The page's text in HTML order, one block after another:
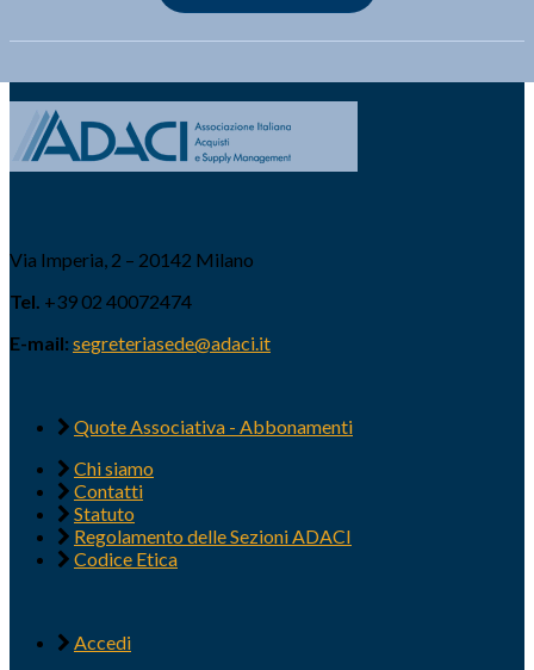
Via Imperia, 2 – 20142 Milano
Tel. +39 02 40072474
E-mail: segreteriasede@adaci.it
Quote Associativa - Abbonamenti
Chi siamo
Contatti
Statuto
Regolamento delle Sezioni ADACI
Codice Etica
Accedi